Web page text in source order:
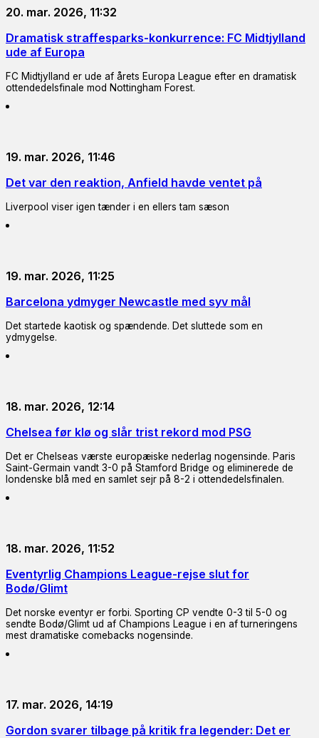
20. mar. 2026, 11:32
Dramatisk straffesparks-konkurrence: FC Midtjylland
ude af Europa
FC Midtjylland er ude af årets Europa League efter en dramatisk
ottendedelsfinale mod Nottingham Forest.
19. mar. 2026, 11:46
Det var den reaktion, Anfield havde ventet på
Liverpool viser igen tænder i en ellers tam sæson
19. mar. 2026, 11:25
Barcelona ydmyger Newcastle med syv mål
Det startede kaotisk og spændende. Det sluttede som en
ydmygelse.
18. mar. 2026, 12:14
Chelsea før klø og slår trist rekord mod PSG
Det er Chelseas værste europæiske nederlag nogensinde. Paris
Saint-Germain vandt 3-0 på Stamford Bridge og eliminerede de
londenske blå med en samlet sejr på 8-2 i ottendedelsfinalen.
18. mar. 2026, 11:52
Eventyrlig Champions League-rejse slut for
Bodø/Glimt
Det norske eventyr er forbi. Sporting CP vendte 0-3 til 5-0 og
sendte Bodø/Glimt ud af Champions League i en af turneringens
mest dramatiske comebacks nogensinde.
17. mar. 2026, 14:19
Gordon svarer tilbage på kritik fra legender: Det er